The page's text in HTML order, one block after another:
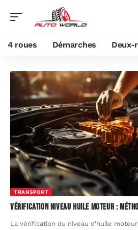
4 roues Démarches Deux-
TRANSPORT
Vérification niveau huile moteur :
La vérification du niveau d'huile